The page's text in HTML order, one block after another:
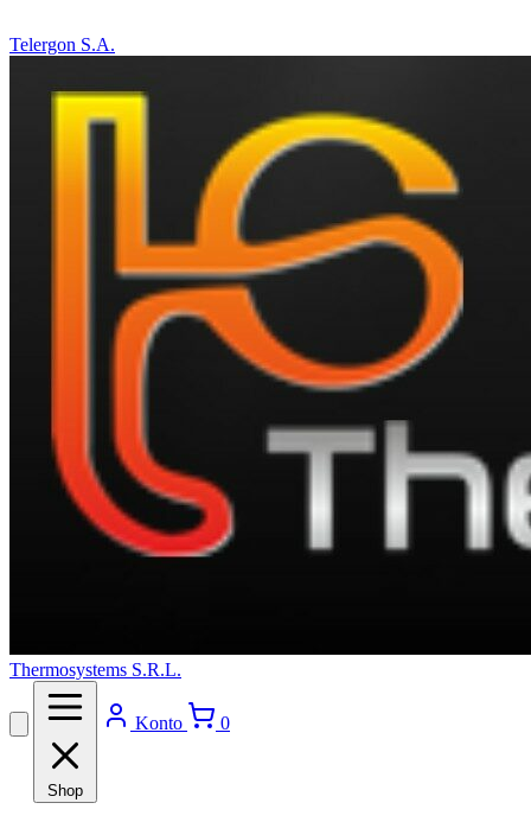
Telergon S.A.
Thermosystems S.R.L.
Shop
Konto 0